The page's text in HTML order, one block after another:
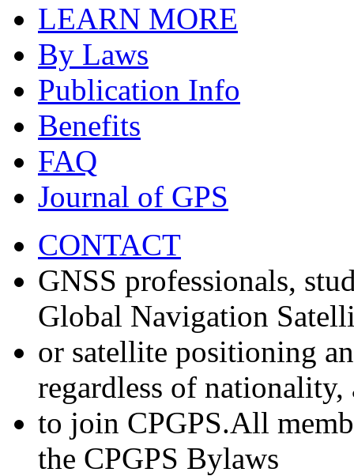
LEARN MORE
By Laws
Publication Info
Benefits
FAQ
Journal of GPS
CONTACT
GNSS professionals,
Global Navigation
or satellite positioning
regardless of nationality,
to join CPGPS.All
the CPGPS Bylaws